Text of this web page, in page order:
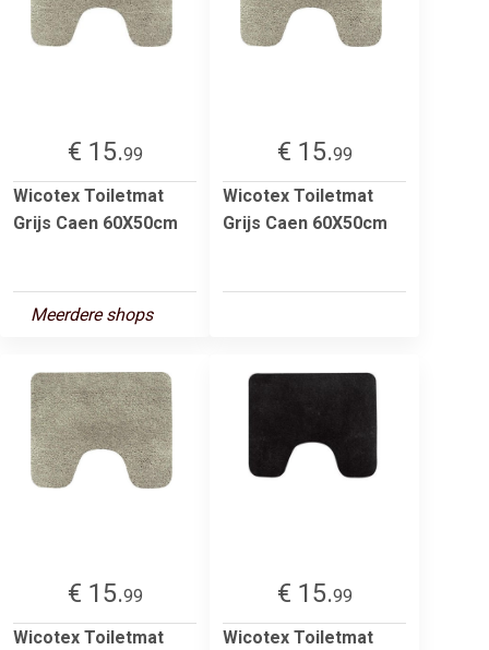
€ 15.99
Wicotex Toiletmat
Grijs Caen 60X50cm
Meerdere shops
€ 15.99
Wicotex Toiletmat
Grijs Caen 60X50cm
€ 15.99
Wicotex Toiletmat
€ 15.99
Wicotex Toiletmat